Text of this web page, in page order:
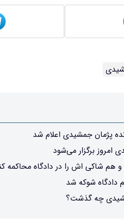
پژمان جمشیدی اعلام شد
امروز برگزار می‌شود
شاکی اش را در دادگاه محاکمه
دادگاه شوکه شد
چه گذشت؟